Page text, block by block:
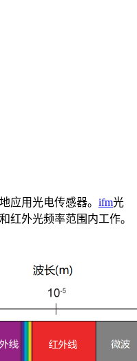
应用光电传感器。 ifm光
红外光频率范围内工作。